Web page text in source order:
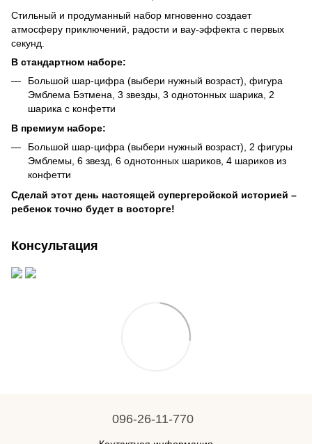
Стильный и продуманный набор мгновенно создает
атмосферу приключений, радости и вау-эффекта с первых
секунд.
В стандартном наборе:
Большой шар-цифра (выбери нужный возраст), фигура
Эмблема Бэтмена, 3 звезды, 3 однотонных шарика, 2
шарика с конфетти
В премиум наборе:
Большой шар-цифра (выбери нужный возраст), 2 фигуры
Эмблемы, 6 звезд, 6 однотонных шариков, 4 шариков из
конфетти
Сделай этот день настоящей супергеройской историей –
ребенок точно будет в восторге!
Консультация
096-26-11-770